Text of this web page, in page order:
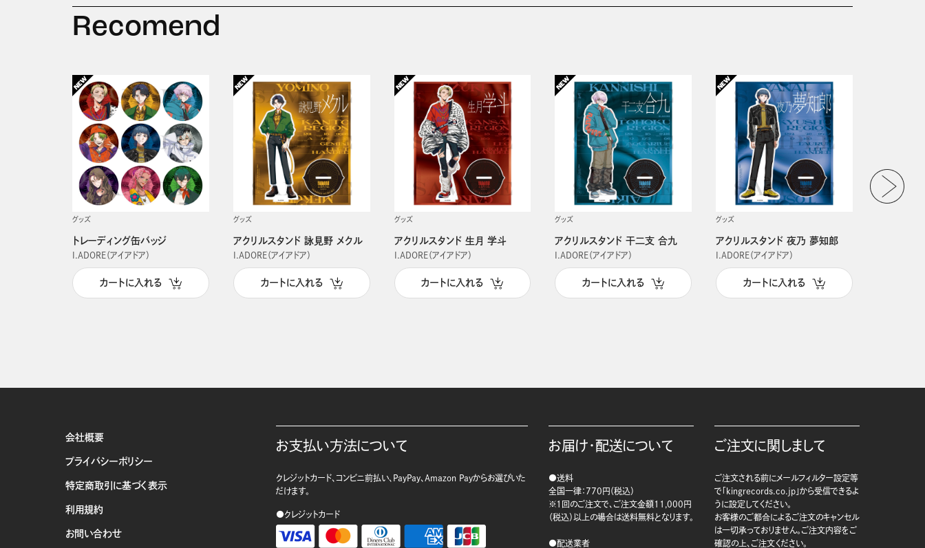
Recomend
グッズ
トレーディング缶バッジ
I.ADORE（アイアドア）
カートに入れる
グッズ
アクリルスタンド 詠見野 メクル
I.ADORE（アイアドア）
カートに入れる
グッズ
アクリルスタンド 生月 学斗
I.ADORE（アイアドア）
カートに入れる
グッズ
アクリルスタンド 干二支 合九
I.ADORE（アイアドア）
カートに入れる
グッズ
アクリルスタンド 夜乃 夢知郎
I.ADORE（アイアドア）
カートに入れる
会社概要
プライバシーポリシー
特定商取引に基づく表示
利用規約
お問い合わせ
お支払い方法について
クレジットカード、コンビニ前払い、PayPay、Amazon Payからお選びいた
だけます。
●クレジットカード
お届け・配送について
●送料
全国一律：770円（税込）
※1回のご注文で、ご注文金額11,000円
（税込）以上の場合は送料無料となります。
●配送業者
ご注文に関しまして
ご注文される前にメールフィルター設定等
で「kingrecords.co.jp」から受信できるよ
うに設定してください。
お客様のご都合によるご注文のキャンセル
は一切承っておりません。ご注文内容をご
確認の上、ご注文ください。